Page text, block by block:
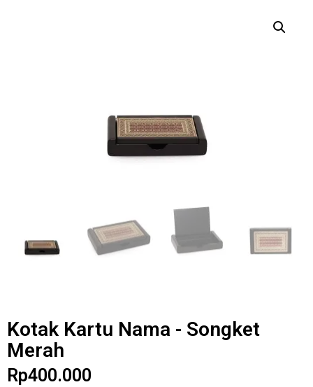
Kotak Kartu Nama - Songket
Merah
Rp400.000